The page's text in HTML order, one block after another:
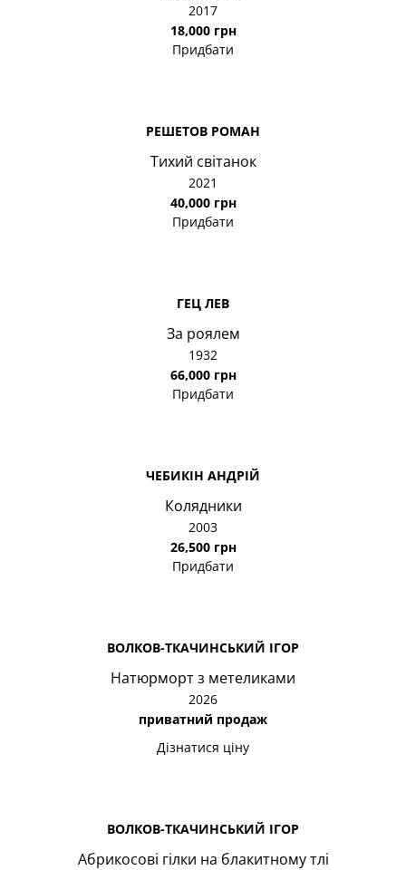
2017
18,000 грн
Придбати
РЕШЕТОВ РОМАН
Тихий світанок
2021
40,000 грн
Придбати
ГЕЦ ЛЕВ
За роялем
1932
66,000 грн
Придбати
ЧЕБИКІН АНДРІЙ
Колядники
2003
26,500 грн
Придбати
ВОЛКОВ-ТКАЧИНСЬКИЙ ІГОР
Натюрморт з метеликами
2026
приватний продаж
Дізнатися ціну
ВОЛКОВ-ТКАЧИНСЬКИЙ ІГОР
Абрикосові гілки на блакитному тлі